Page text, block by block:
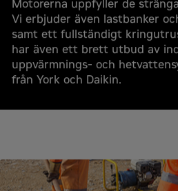
Motorerna uppfyller de
Vi erbjuder även lastbanker
samt ett fullständigt
har även ett brett utbud av
uppvärmnings- och
från York och Daikin.